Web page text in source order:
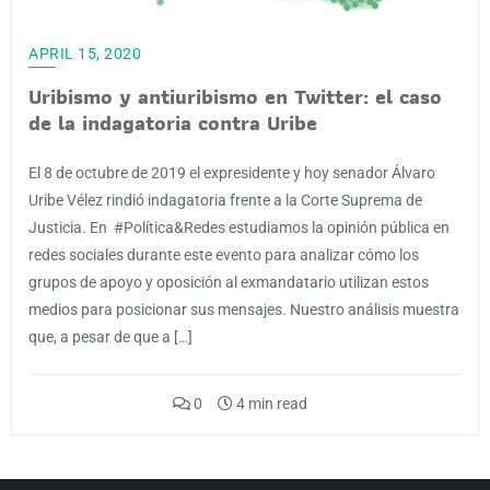
APRIL 15, 2020
Uribismo y antiuribismo en Twitter: el caso
de la indagatoria contra Uribe
El 8 de octubre de 2019 el expresidente y hoy senador Álvaro
Uribe Vélez rindió indagatoria frente a la Corte Suprema de
Justicia. En #Política&Redes estudiamos la opinión pública en
redes sociales durante este evento para analizar cómo los
grupos de apoyo y oposición al exmandatario utilizan estos
medios para posicionar sus mensajes. Nuestro análisis muestra
que, a pesar de que a […]
0 4 min read